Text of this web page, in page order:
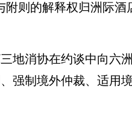
则的解释权归洲际
消协在约谈中向六
强制境外仲裁、适用